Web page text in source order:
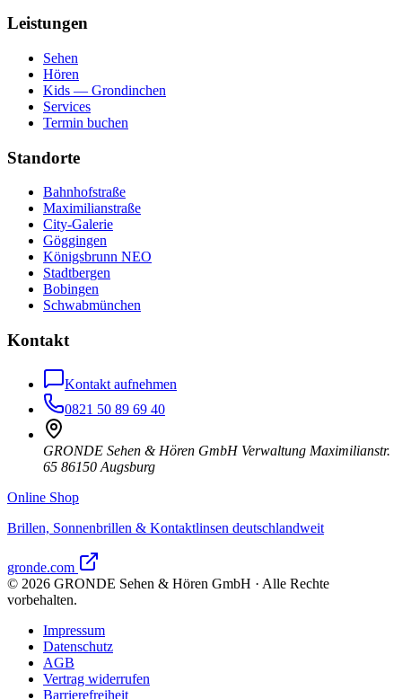
Leistungen
Sehen
Hören
Kids — Grondinchen
Services
Termin buchen
Standorte
Bahnhofstraße
Maximilianstraße
City-Galerie
Göggingen
Königsbrunn NEO
Stadtbergen
Bobingen
Schwabmünchen
Kontakt
Kontakt aufnehmen
0821 50 89 69 40
GRONDE Sehen & Hören GmbH Verwaltung Maximilianstr.
65 86150 Augsburg
Online Shop
Brillen, Sonnenbrillen & Kontaktlinsen deutschlandweit
gronde.com
© 2026 GRONDE Sehen & Hören GmbH · Alle Rechte
vorbehalten.
Impressum
Datenschutz
AGB
Vertrag widerrufen
Barrierefreiheit